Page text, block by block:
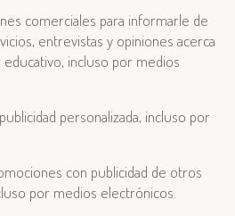
comerciales para informarle de
entrevistas y opiniones acerca
incluso por medios
personalizada, incluso por
con publicidad de otros
por medios electrónicos.